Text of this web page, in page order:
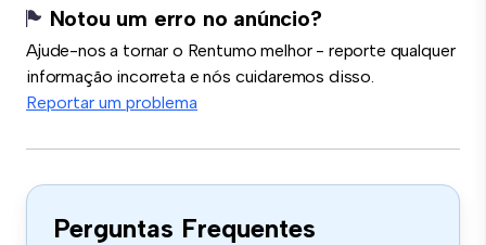
Notou um erro no anúncio?
Ajude-nos a tornar o Rentumo melhor - reporte qualquer
informação incorreta e nós cuidaremos disso.
Reportar um problema
Perguntas Frequentes